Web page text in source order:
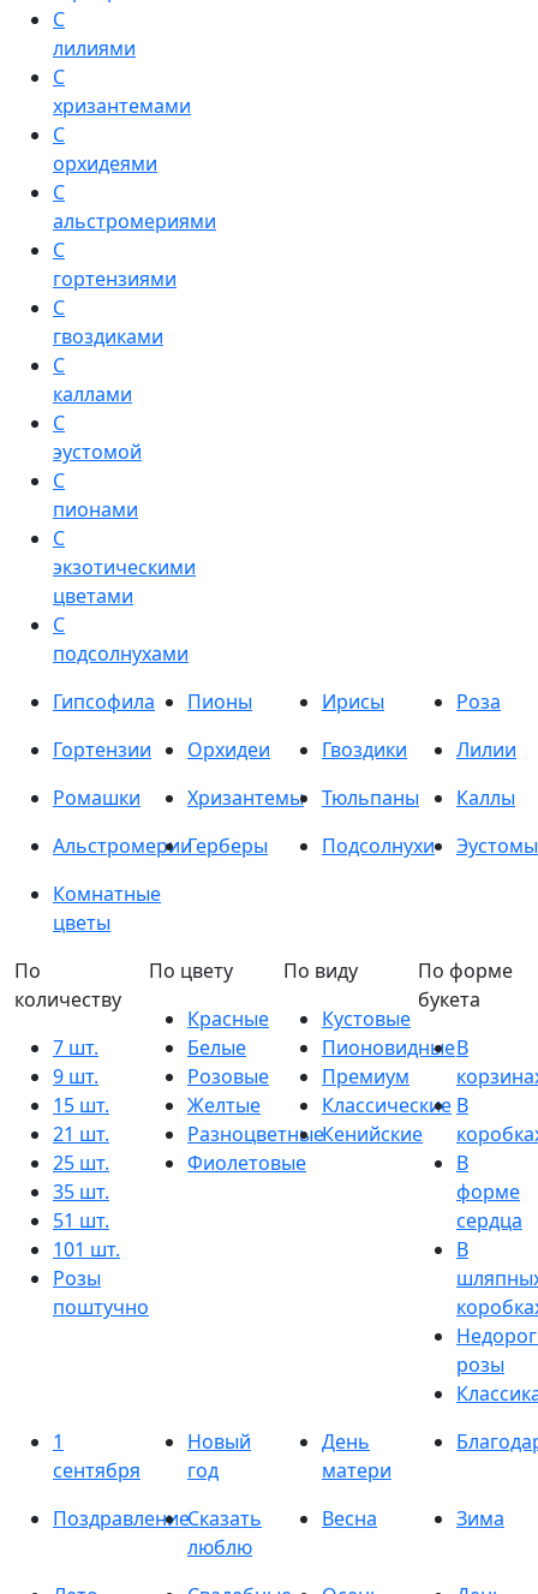
С
лилиями
С
хризантемами
С
орхидеями
С
альстромериями
С
гортензиями
С
гвоздиками
С
каллами
С
эустомой
С
пионами
С
экзотическими
цветами
С
подсолнухами
Гипсофила
Пионы Ирисы
Роза
Гортензии
Орхидеи Гвоздики
Лилии
Ромашки
Хризантемы Тюльпаны
Каллы
АльстромерииГерберы Подсолнухи
Эустомы
Комнатные
цветы
По
количеству
7 шт.
9 шт.
15 шт.
21 шт.
25 шт.
35 шт.
51 шт.
101 шт.
Розы
поштучно
По цвету
Красные
Белые
Розовые
Желтые
Разноцветные
Фиолетовые
По виду
Кустовые
Пионовидные
Премиум
Классические
Кенийские
По форме
букета
В
В
В
форме
сердца
В
розы
1
сентября
Новый
год
День
матери
ПоздравлениеСказать
люблю
Весна Зима